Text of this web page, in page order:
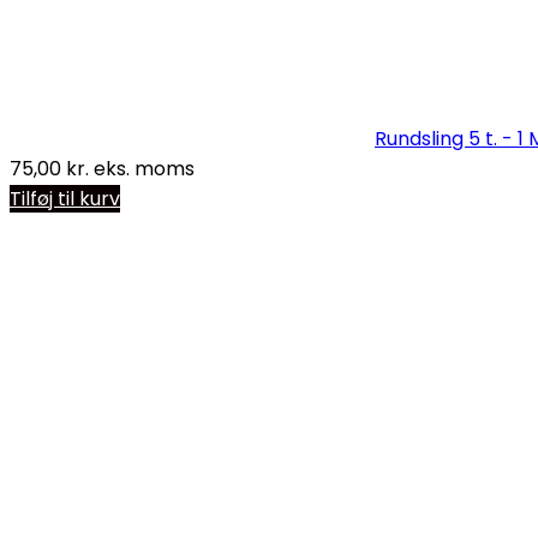
Rundsling 5 t. - 1
75,00 kr. eks. moms
Tilføj til kurv